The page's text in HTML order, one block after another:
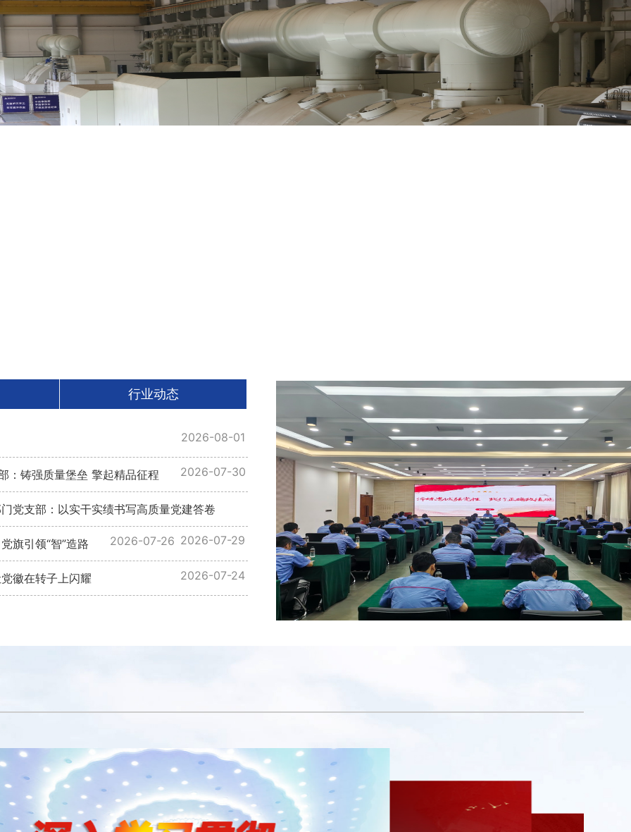
行业动态
2026-08-01
：铸强质量堡垒 擎起精品征程 2026-07-30
党支部：以实干实绩书写高质量党建答卷
2026-07-29
旗引领“智”造路 2026-07-26
徽在转子上闪耀 2026-07-24